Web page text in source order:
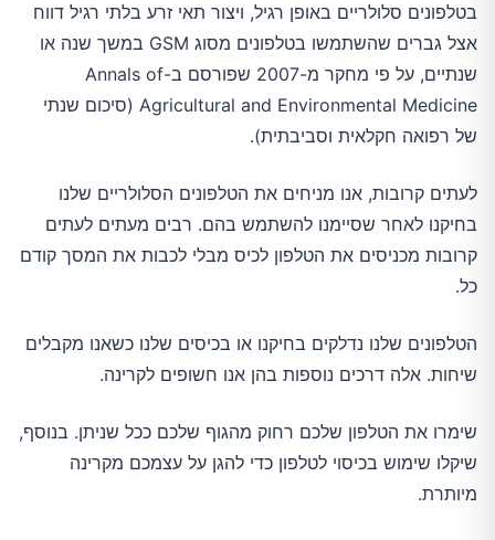
בטלפונים סלולריים באופן רגיל, ויצור תאי זרע בלתי רגיל דווח
אצל גברים שהשתמשו בטלפונים מסוג GSM במשך שנה או
שנתיים, על פי מחקר מ-2007 שפורסם ב-Annals of
Agricultural and Environmental Medicine (סיכום שנתי
של רפואה חקלאית וסביבתית).
לעתים קרובות, אנו מניחים את הטלפונים הסלולריים שלנו
בחיקנו לאחר שסיימנו להשתמש בהם. רבים מעתים לעתים
קרובות מכניסים את הטלפון לכיס מבלי לכבות את המסך קודם
כל.
הטלפונים שלנו נדלקים בחיקנו או בכיסים שלנו כשאנו מקבלים
שיחות. אלה דרכים נוספות בהן אנו חשופים לקרינה.
שימרו את הטלפון שלכם רחוק מהגוף שלכם ככל שניתן. בנוסף,
שיקלו שימוש בכיסוי לטלפון כדי להגן על עצמכם מקרינה
מיותרת.